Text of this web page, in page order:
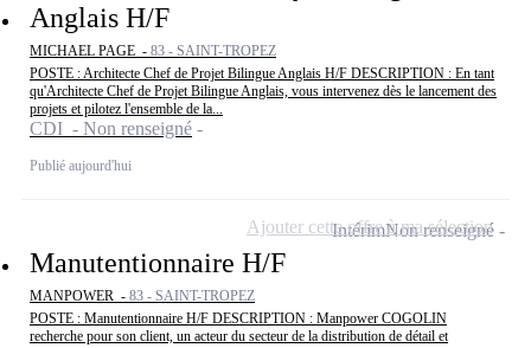
Anglais H/F
MICHAEL PAGE - 83 - SAINT-TROPEZ
POSTE : Architecte Chef de Projet Bilingue Anglais H/F DESCRIPTION : En tant
qu'Architecte Chef de Projet Bilingue Anglais, vous intervenez dès le lancement des
projets et pilotez l'ensemble de la...
CDI - Non renseigné
Publié aujourd'hui
Manutentionnaire H/F
MANPOWER - 83 - SAINT-TROPEZ
POSTE : Manutentionnaire H/F DESCRIPTION : Manpower COGOLIN
recherche pour son client, un acteur du secteur de la distribution de détail et
IntérimNon renseigné
Ajouter cette offre à ma sélection